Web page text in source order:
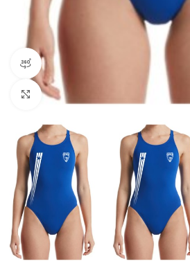
Vista de produto 360
Clique para ampliar